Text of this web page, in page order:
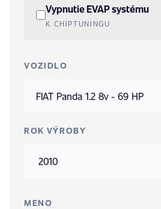
Vypnutie EVAP systému
K CHIPTUNINGU
VOZIDLO
ROK VÝROBY
MENO